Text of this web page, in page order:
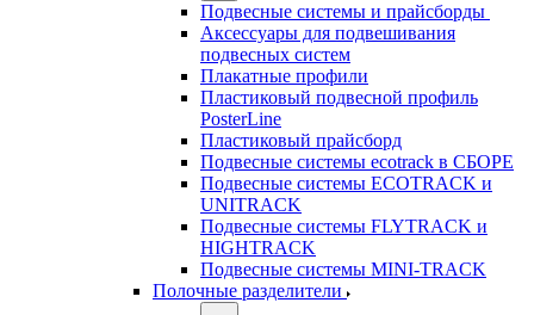
Подвесные системы и прайсборды
Аксессуары для подвешивания
подвесных систем
Плакатные профили
Пластиковый подвесной профиль
PosterLine
Пластиковый прайсборд
Подвесные системы ecotrack в СБОРЕ
Подвесные системы ECOTRACK и
UNITRACK
Подвесные системы FLYTRACK и
HIGHTRACK
Подвесные системы MINI-TRACK
Полочные разделители